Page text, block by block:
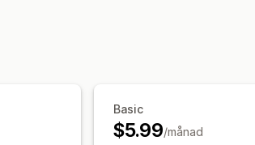
Konverteringsgrad
Basic
$5.99/månad